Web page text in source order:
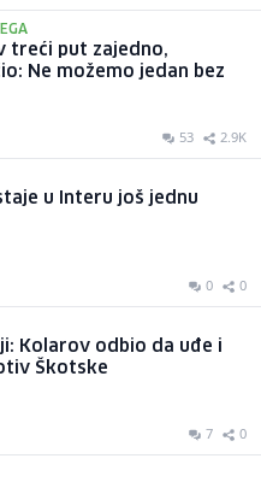
treći put zajedno,
Ne možemo jedan bez
53 2.9K
u Interu još jednu
0 0
Kolarov odbio da uđe i
Škotske
7 0